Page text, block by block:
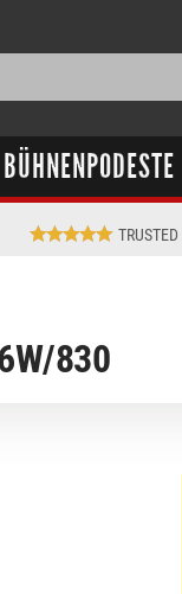
BÜHNENPODESTE
830